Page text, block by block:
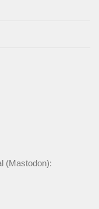
(Mastodon):